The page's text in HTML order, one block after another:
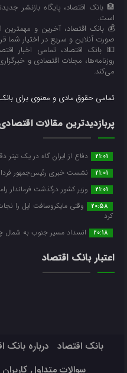
🏦 بانک اقتصاد، پایگاه بازنشر
است.
💰 بانک اقتصاد، آخرین و مهمترین
صورت آنلاین و سریع در اختیار شما
💵 بانک اقتصاد، تمامی اخبار
روزنامه‌ها، مجلات اقتصادی و
می‌کند.
تمامی حقوق مادی و معنوی برای
پربازدیدترین مقالات اقتصادی
21:01 دفاع از ایران گاه در یک
21:01 نشست خبری رئیس‌جمهور فردا
21:01 وزیر کشور درگذشت فرماندار
20:58
وقتی مایکروسافت اپل را
کرد
20:18 انسداد مسیر جنوب به شمال
اعتبار بانک اقتصاد
بانک اقتصاد درباره بانک
سوالات متداول کاربران